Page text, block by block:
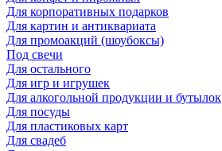
Для корпоративных подарков
Для картин и антиквариата
Для промоакций (шоубоксы)
Под свечи
Для остального
Для игр и игрушек
Для алкогольной продукции и бутылок
Для посуды
Для пластиковых карт
Для свадеб